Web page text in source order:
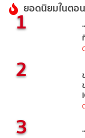
ยอดนิยมในตอ
1
2
3